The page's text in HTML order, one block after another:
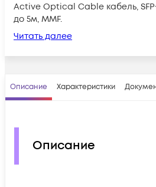
Active Optical Cable кабель,
до 5м, MMF.
Читать далее
Описание Характеристики
Описание